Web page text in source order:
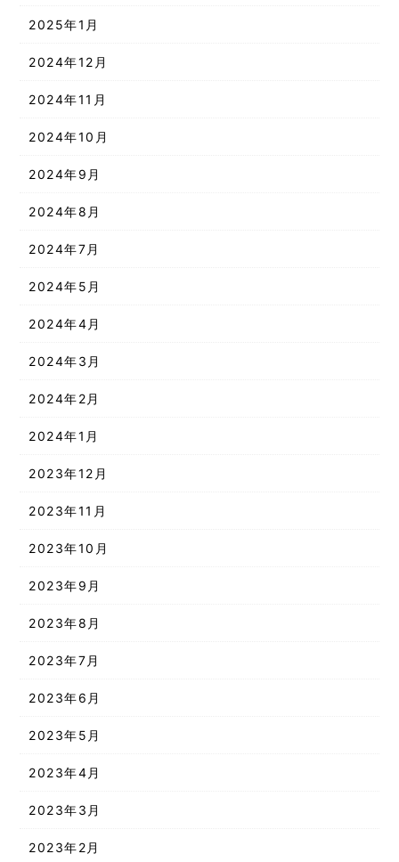
2025年1月
2024年12月
2024年11月
2024年10月
2024年9月
2024年8月
2024年7月
2024年5月
2024年4月
2024年3月
2024年2月
2024年1月
2023年12月
2023年11月
2023年10月
2023年9月
2023年8月
2023年7月
2023年6月
2023年5月
2023年4月
2023年3月
2023年2月